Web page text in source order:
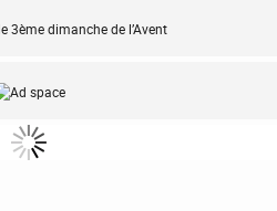
3ème dimanche de l’Avent